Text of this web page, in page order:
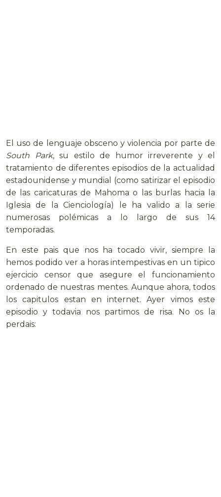
El uso de lenguaje obsceno y violencia por parte de
South Park, su estilo de humor irreverente y el
tratamiento de diferentes episodios de la actualidad
estadounidense y mundial (como satirizar el episodio
de las caricaturas de Mahoma o las burlas hacia la
Iglesia de la Cienciología) le ha valido a la serie
numerosas polémicas a lo largo de sus 14
temporadas.
En este pais que nos ha tocado vivir, siempre la
hemos podido ver a horas intempestivas en un tipico
ejercicio censor que asegure el funcionamiento
ordenado de nuestras mentes. Aunque ahora, todos
los capitulos estan en internet. Ayer vimos este
episodio y todavia nos partimos de risa. No os la
perdais: